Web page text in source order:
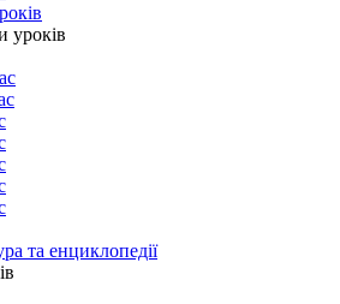
уроків
та енциклопедії